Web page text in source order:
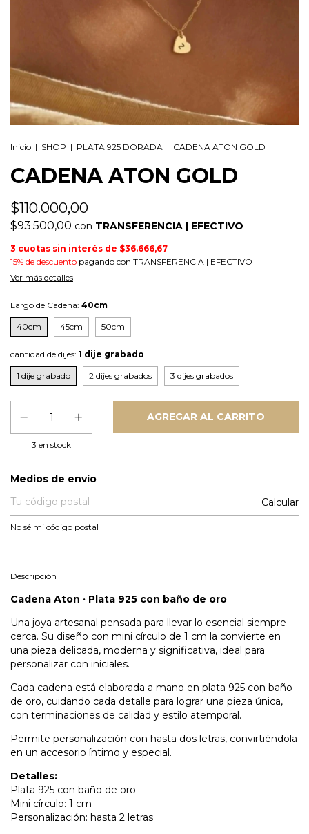
Inicio | SHOP | PLATA 925 DORADA | CADENA ATON GOLD
CADENA ATON GOLD
$110.000,00
$93.500,00 con TRANSFERENCIA | EFECTIVO
3 cuotas sin interés de $36.666,67
15% de descuento pagando con TRANSFERENCIA | EFECTIVO
Ver más detalles
Largo de Cadena: 40cm
40cm 45cm 50cm
cantidad de dijes: 1 dije grabado
1 dije grabado 2 dijes grabados 3 dijes grabados
3 en stock
Entregas para el CP:
Medios de envío
Calcular
No sé mi código postal
Descripción
Cadena Aton · Plata 925 con baño de oro
Una joya artesanal pensada para llevar lo esencial siempre
cerca. Su diseño con mini círculo de 1 cm la convierte en
una pieza delicada, moderna y significativa, ideal para
personalizar con iniciales.
Cada cadena está elaborada a mano en plata 925 con baño
de oro, cuidando cada detalle para lograr una pieza única,
con terminaciones de calidad y estilo atemporal.
Permite personalización con hasta dos letras, convirtiéndola
en un accesorio íntimo y especial.
Detalles:
Plata 925 con baño de oro
Mini círculo: 1 cm
Personalización: hasta 2 letras